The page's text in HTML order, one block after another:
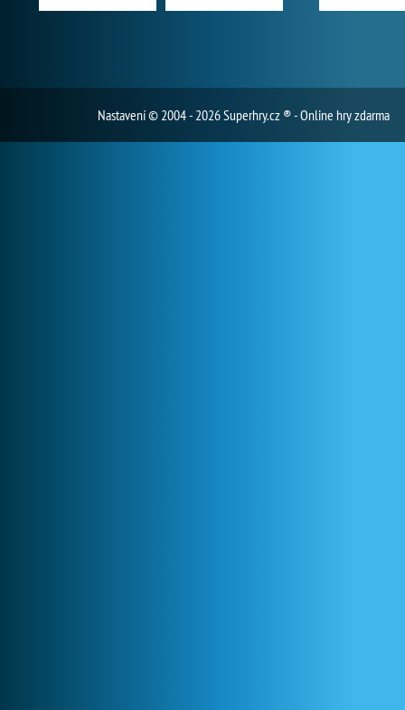
Nastavení© 2004 - 2026 Superhry.cz ® - Online hry zdarma